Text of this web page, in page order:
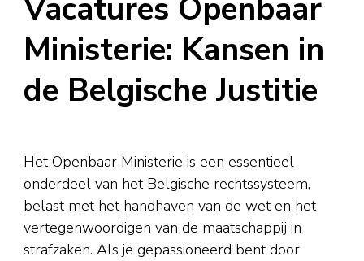
Vacatures Openbaar
Ministerie: Kansen in
de Belgische Justitie
Het Openbaar Ministerie is een essentieel
onderdeel van het Belgische rechtssysteem,
belast met het handhaven van de wet en het
vertegenwoordigen van de maatschappij in
strafzaken. Als je gepassioneerd bent door